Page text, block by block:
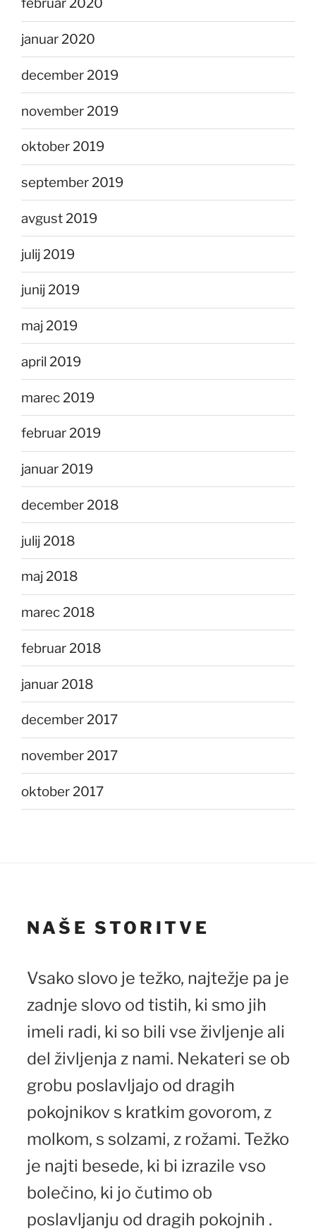
februar 2020
januar 2020
december 2019
november 2019
oktober 2019
september 2019
avgust 2019
julij 2019
junij 2019
maj 2019
april 2019
marec 2019
februar 2019
januar 2019
december 2018
julij 2018
maj 2018
marec 2018
februar 2018
januar 2018
december 2017
november 2017
oktober 2017
NAŠE STORITVE
Vsako slovo je težko, najtežje pa je
zadnje slovo od tistih, ki smo jih
imeli radi, ki so bili vse življenje ali
del življenja z nami. Nekateri se ob
grobu poslavljajo od dragih
pokojnikov s kratkim govorom, z
molkom, s solzami, z rožami. Težko
je najti besede, ki bi izrazile vso
bolečino, ki jo čutimo ob
poslavljanju od dragih pokojnih .